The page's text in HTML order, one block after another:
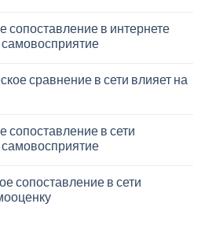
сопоставление в интернете
самовосприятие
сравнение в сети влияет на
сопоставление в сети
самовосприятие
сопоставление в сети